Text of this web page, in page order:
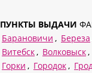
ПУНКТЫ ВЫДАЧИ
Барановичи , Береза
Витебск, Волковыск,
Горки , Городок,